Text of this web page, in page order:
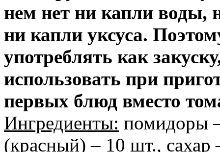
нем нет ни капли воды,
ни капли уксуса.
употреблять как
использовать при
первых блюд вместо
Ингредиенты: помидоры
(красный) – 10 шт., сахар